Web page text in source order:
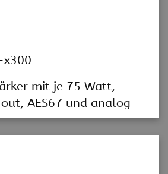
mit je 75 Watt,
AES67 und analog